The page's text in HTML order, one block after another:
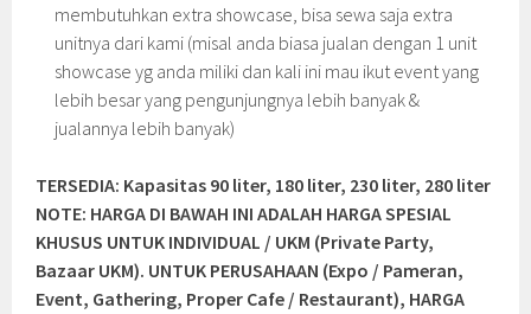
membutuhkan extra showcase, bisa sewa saja extra
unitnya dari kami (misal anda biasa jualan dengan 1 unit
showcase yg anda miliki dan kali ini mau ikut event yang
lebih besar yang pengunjungnya lebih banyak &
jualannya lebih banyak)
TERSEDIA: Kapasitas 90 liter, 180 liter, 230 liter, 280 liter
NOTE: HARGA DI BAWAH INI ADALAH HARGA SPESIAL
KHUSUS UNTUK INDIVIDUAL / UKM (Private Party,
Bazaar UKM). UNTUK PERUSAHAAN (Expo / Pameran,
Event, Gathering, Proper Cafe / Restaurant), HARGA